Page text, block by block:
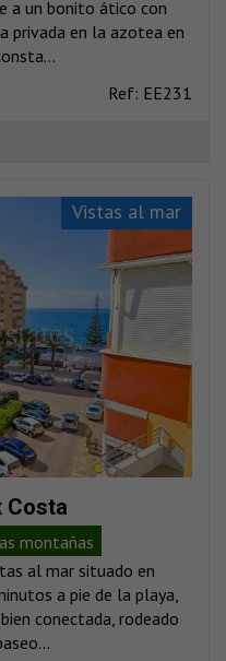
a un bonito ático con
privada en la azotea en
Ref: EE231
Vistas al mar
Costa
montañas
al mar situado en
a pie de la playa,
conectada, rodeado